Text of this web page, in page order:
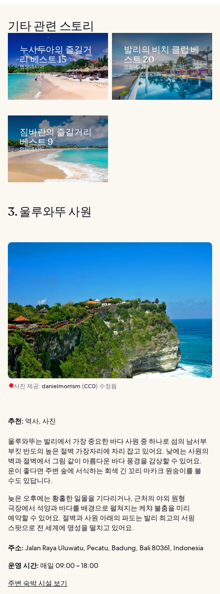
기타 관련 스토리
누사두아의 즐길거
리 베스트 15
인도네시아
발리의 비치 클럽 베
스트 20
인도네시아
짐바란의 즐길거리
베스트 9
인도네시아
3. 울루와뚜 사원
사진 제공: danielmorrism (CC0) 수정됨
추천: 역사, 사진
울루와뚜는 발리에서 가장 중요한 바다 사원 중 하나로 섬의 남서부
부킷 반도의 높은 절벽 가장자리에 자리 잡고 있어요. 낮에는 사원의
벽과 절벽에서 그림 같이 아름다운 바다 풍경을 감상할 수 있어요.
운이 좋다면 주변 숲에 서식하는 회색 긴 꼬리 마카크 원숭이를 볼
수도 있답니다.
늦은 오후에는 황홀한 일몰을 기다리거나, 근처의 야외 원형
극장에서 석양과 바다를 배경으로 펼쳐지는 케챠 불춤을 미리
예약할 수 있어요. 절벽과 사원 아래의 파도는 발리 최고의 서핑
스팟으로 전 세계에 명성을 떨치고 있어요.
주소: Jalan Raya Uluwatu, Pecatu, Badung, Bali 80361, Indonesia
운영 시간: 매일 09:00 ~ 18:00
주변 숙박 시설 보기